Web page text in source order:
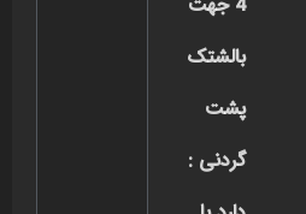
بالشتک
پشت
گردنی :